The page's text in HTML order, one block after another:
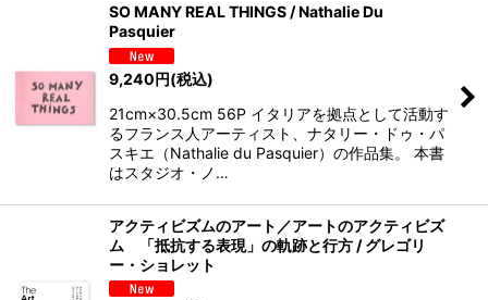
SO MANY REAL THINGS / Nathalie Du
Pasquier
9,240円(税込)
21cm×30.5cm 56P イタリアを拠点として活動す
るフランス人アーティスト、ナタリー・ドゥ・パ
スキエ（Nathalie du Pasquier）の作品集。 本書
はスタジオ・ノ…
アクティビズムのアート／アートのアクティビズ
ム 「抵抗する表現」の軌跡と行方 / グレゴリ
ー・ショレット